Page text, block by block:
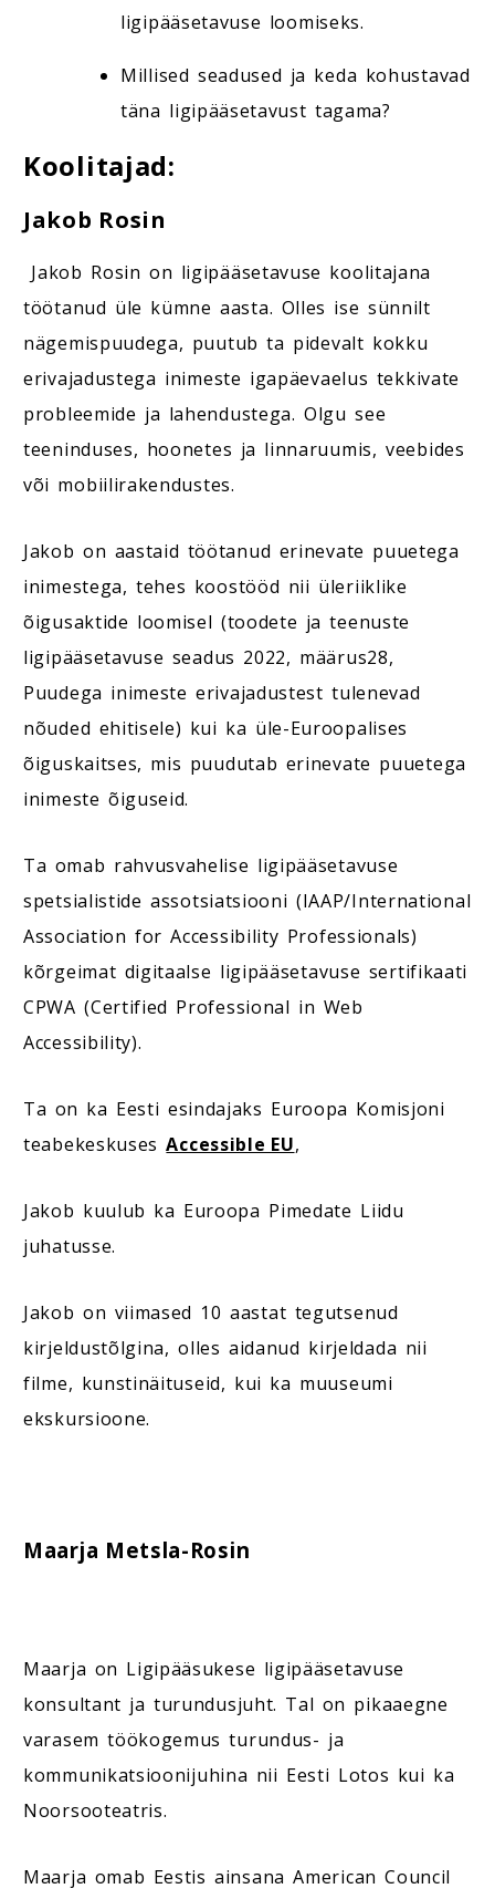
ligipääsetavuse loomiseks.
Millised seadused ja keda kohustavad
täna ligipääsetavust tagama?
Koolitajad:
Jakob Rosin
Jakob Rosin on ligipääsetavuse koolitajana
töötanud üle kümne aasta. Olles ise sünnilt
nägemispuudega, puutub ta pidevalt kokku
erivajadustega inimeste igapäevaelus tekkivate
probleemide ja lahendustega. Olgu see
teeninduses, hoonetes ja linnaruumis, veebides
või mobiilirakendustes.
Jakob on aastaid töötanud erinevate puuetega
inimestega, tehes koostööd nii üleriiklike
õigusaktide loomisel (toodete ja teenuste
ligipääsetavuse seadus 2022, määrus28,
Puudega inimeste erivajadustest tulenevad
nõuded ehitisele) kui ka üle-Euroopalises
õiguskaitses, mis puudutab erinevate puuetega
inimeste õiguseid.
Ta omab rahvusvahelise ligipääsetavuse
spetsialistide assotsiatsiooni (IAAP/International
Association for Accessibility Professionals)
kõrgeimat digitaalse ligipääsetavuse sertifikaati
CPWA (Certified Professional in Web
Accessibility).
Ta on ka Eesti esindajaks Euroopa Komisjoni
teabekeskusesAccessible EU,
Jakob kuulub ka Euroopa Pimedate Liidu
juhatusse.
Jakob on viimased 10 aastat tegutsenud
kirjeldustõlgina, olles aidanud kirjeldada nii
filme, kunstinäituseid, kui ka muuseumi
ekskursioone.
Maarja Metsla-Rosin
Maarja on Ligipääsukese ligipääsetavuse
konsultant ja turundusjuht. Tal on pikaaegne
varasem töökogemus turundus- ja
kommunikatsioonijuhina nii Eesti Lotos kui ka
Noorsooteatris.
Maarja omab Eestis ainsana American Council